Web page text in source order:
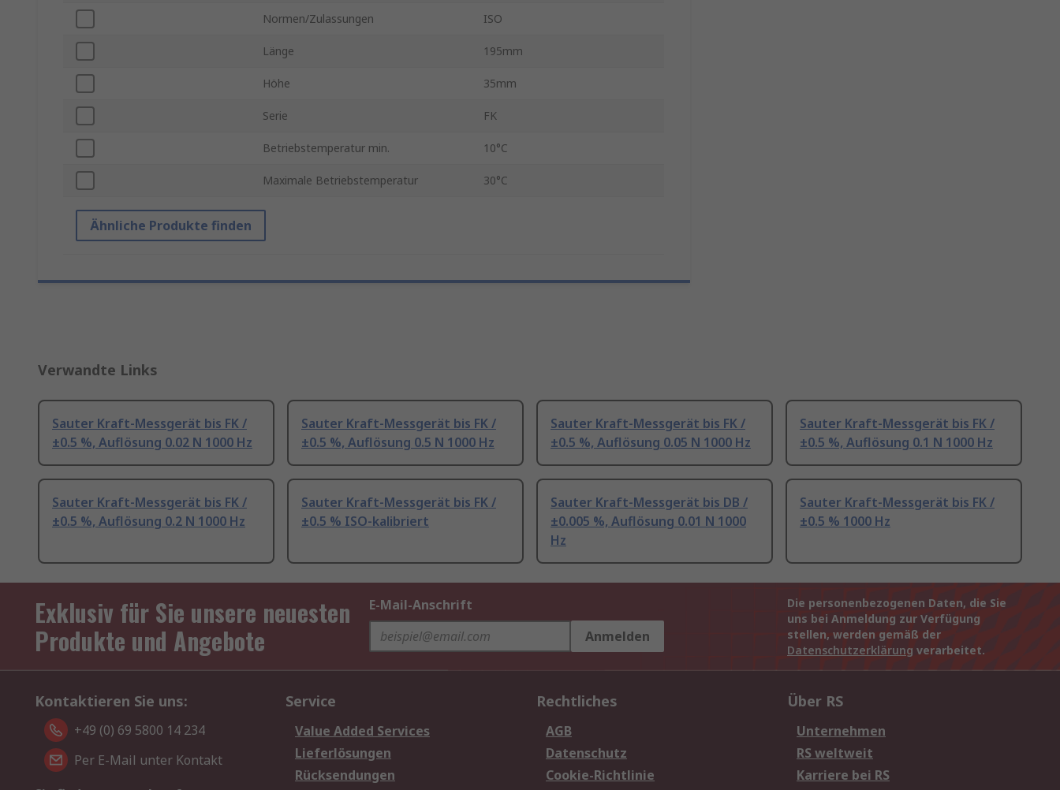
Normen/Zulassungen ISO
Länge 195mm
Höhe 35mm
Serie FK
Betriebstemperatur min. 10°C
Maximale Betriebstemperatur 30°C
Ähnliche Produkte finden
Verwandte Links
Sauter Kraft-Messgerät bis FK /
±0.5 %, Auflösung 0.02 N 1000 Hz
Sauter Kraft-Messgerät bis FK /
±0.5 %, Auflösung 0.5 N 1000 Hz
Sauter Kraft-Messgerät bis FK /
±0.5 %, Auflösung 0.05 N 1000 Hz
Sauter Kraft-Messgerät bis FK /
±0.5 %, Auflösung 0.1 N 1000 Hz
Sauter Kraft-Messgerät bis FK /
±0.5 %, Auflösung 0.2 N 1000 Hz
Sauter Kraft-Messgerät bis FK /
±0.5 % ISO-kalibriert
Sauter Kraft-Messgerät bis DB /
±0.005 %, Auflösung 0.01 N 1000
Hz
Sauter Kraft-Messgerät bis FK /
±0.5 % 1000 Hz
Exklusiv für Sie unsere neuesten
Produkte und Angebote
E-Mail-Anschrift
Anmelden
Die personenbezogenen Daten, die Sie
uns bei Anmeldung zur Verfügung
stellen, werden gemäß der
Datenschutzerklärung verarbeitet.
Kontaktieren Sie uns:
+49 (0) 69 5800 14 234
Per E-Mail unter Kontakt
Service
Value Added Services
Lieferlösungen
Rücksendungen
Rechtliches
AGB
Datenschutz
Cookie-Richtlinie
Über RS
Unternehmen
RS weltweit
Karriere bei RS